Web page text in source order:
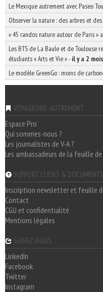
Le Mexique autrement avec Paseo
Observer la nature : des arbres et
« 45 randos nature autour de Paris »
Les BTS de La Baule et de
étudiants « Arts et Vie »-il y a 2 mois
Le modèle GreenGo : moins de
VOYAGEONS-AUTREMENT
Espace Pro
Qui sommes-nous ?
Les journalistes de V-A ?
Les ambassadeurs de la feuille
SUPPORT CLIENT &
Inscription newsletter et feuille
Contact
CGU et confidentialité
Mentions légales
SUIVEZ-NOUS
LinkedIn
Facebook
Twitter
Instagram